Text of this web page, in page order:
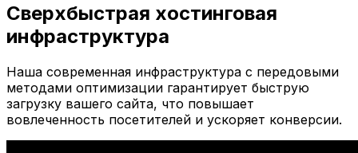
Сверхбыстрая хостинговая
инфраструктура
Наша современная инфраструктура с передовыми
методами оптимизации гарантирует быструю
загрузку вашего сайта, что повышает
вовлеченность посетителей и ускоряет конверсии.